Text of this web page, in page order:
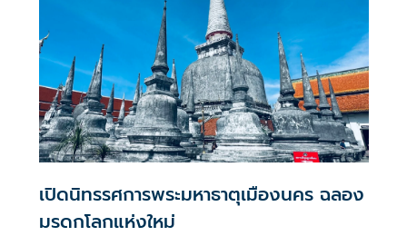
เปิดนิทรรศการพระมหาธาตุเมืองนคร ฉลอง
มรดกโลกแห่งใหม่